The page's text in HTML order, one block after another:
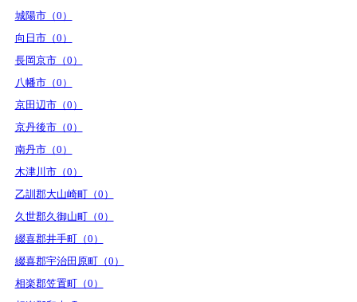
城陽市（0）
向日市（0）
長岡京市（0）
八幡市（0）
京田辺市（0）
京丹後市（0）
南丹市（0）
木津川市（0）
乙訓郡大山崎町（0）
久世郡久御山町（0）
綴喜郡井手町（0）
綴喜郡宇治田原町（0）
相楽郡笠置町（0）